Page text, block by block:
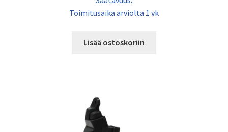
Toimitusaika arviolta 1 vk
Lisää ostoskoriin